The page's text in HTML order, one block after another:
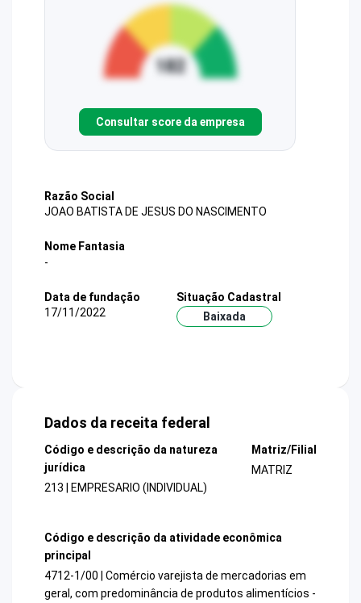
Consultar score da empresa
Razão Social
JOAO BATISTA DE JESUS DO NASCIMENTO
Nome Fantasia
-
Data de fundação
17/11/2022
Situação Cadastral
Baixada
Dados da receita federal
Código e descrição da natureza
jurídica
213 | EMPRESARIO (INDIVIDUAL)
Matriz/Filial
MATRIZ
Código e descrição da atividade econômica
principal
4712-1/00 | Comércio varejista de mercadorias em
geral, com predominância de produtos alimentícios -